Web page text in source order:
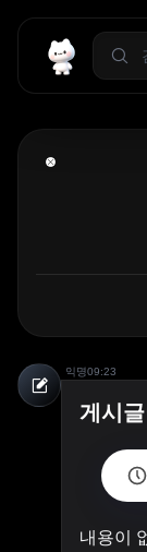
익명09:23
게시
내용이